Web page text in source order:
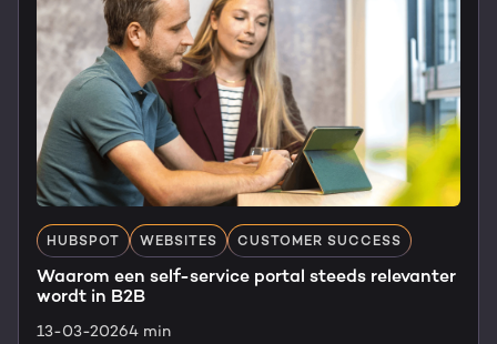
HUBSPOT WEBSITES CUSTOMER SUCCESS
Waarom een self-service portal steeds relevanter
wordt in B2B
13-03-20264 min